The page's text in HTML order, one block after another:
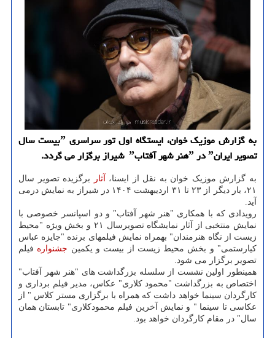
به گزارش موزیک خوان، ایستگاه اول تور سراسری ˮبیست سال
تصویر ایرانˮ در ˮهنر شهر آفتابˮ شیراز برگزار می گردد.
به گزارش موزیک خوان به نقل از ایسنا، آثار
برگزیده تصویر سال
۲۱، بار دیگر از ۲۳ تا ۳۱ اردیبهشت ۱۴۰۴ در شیراز به نمایش درمی
آید.
رویدادی که با همکاری "هنر شهر آفتاب" و دو اسپانسر خصوصی با
نمایش منتخبی از آثار نمایشگاه تصویرسال ۲۱ و بخش ویژه "محیط
زیست از نگاه هنرمندان" بهمراه نمایش فیلمهای برنده "جایزه عباس
کیارستمی" و بخش محیط زیست از بیست و یکمین جشنواره فیلم
تصویر برگزار می شود.
همینطور اولین نشست از سلسله بزرگداشت های "هنر شهر آفتاب"
اختصاص به بزرگداشت "محمود کلاری" عکاس، مدیر فیلم برداری و
کارگردان سینما خواهد داشت که همراه با برگزاری مستر کلاس " از
عکاسی تا سینما " و نمایش آخرین فیلم محمودکلاری" تابستان همان
سال" در مقام کارگردان خواهد بود.